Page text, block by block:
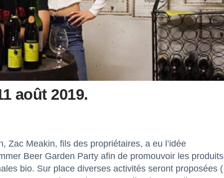
août 2019.
Zac Meakin, fils des propriétaires, a eu l’idée
Beer Garden Party afin de promouvoir les produits
bio. Sur place diverses activités seront proposées (